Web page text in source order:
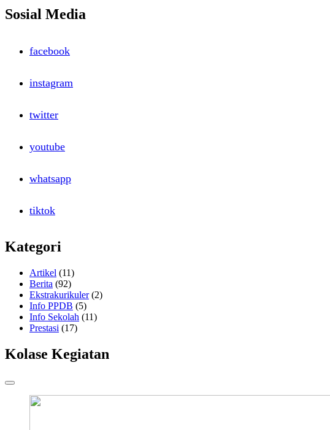
Sosial Media
facebook
instagram
twitter
youtube
whatsapp
tiktok
Kategori
Artikel (11)
Berita (92)
Ekstrakurikuler(2)
Info PPDB (5)
Info Sekolah (11)
Prestasi (17)
Kolase Kegiatan